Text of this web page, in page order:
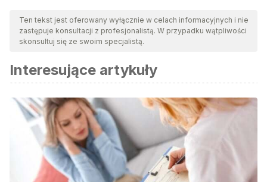
Ten tekst jest oferowany wyłącznie w celach informacyjnych i nie
zastępuje konsultacji z profesjonalistą. W przypadku wątpliwości
skonsultuj się ze swoim specjalistą.
Interesujące artykuły